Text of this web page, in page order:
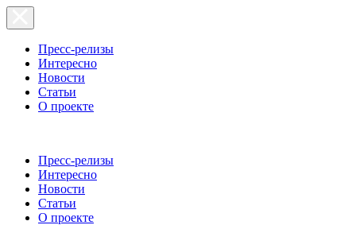
Пресс-релизы
Интересно
Новости
Статьи
О проекте
Пресс-релизы
Интересно
Новости
Статьи
О проекте